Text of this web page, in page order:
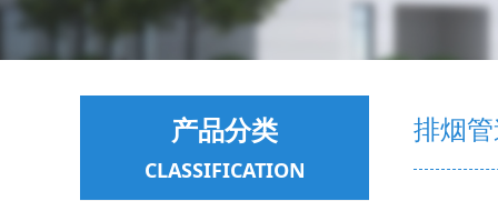
排烟
产品分类
CLASSIFICATION